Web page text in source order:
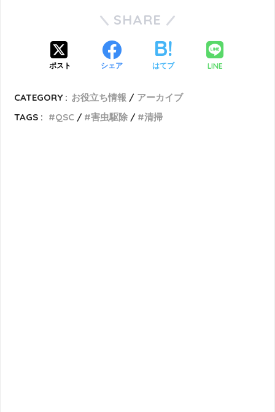
SHARE
ポスト シェア はてブ LINE
CATEGORY : お役立ち情報
アーカイブ
TAGS :
QSC 害虫駆除 清掃